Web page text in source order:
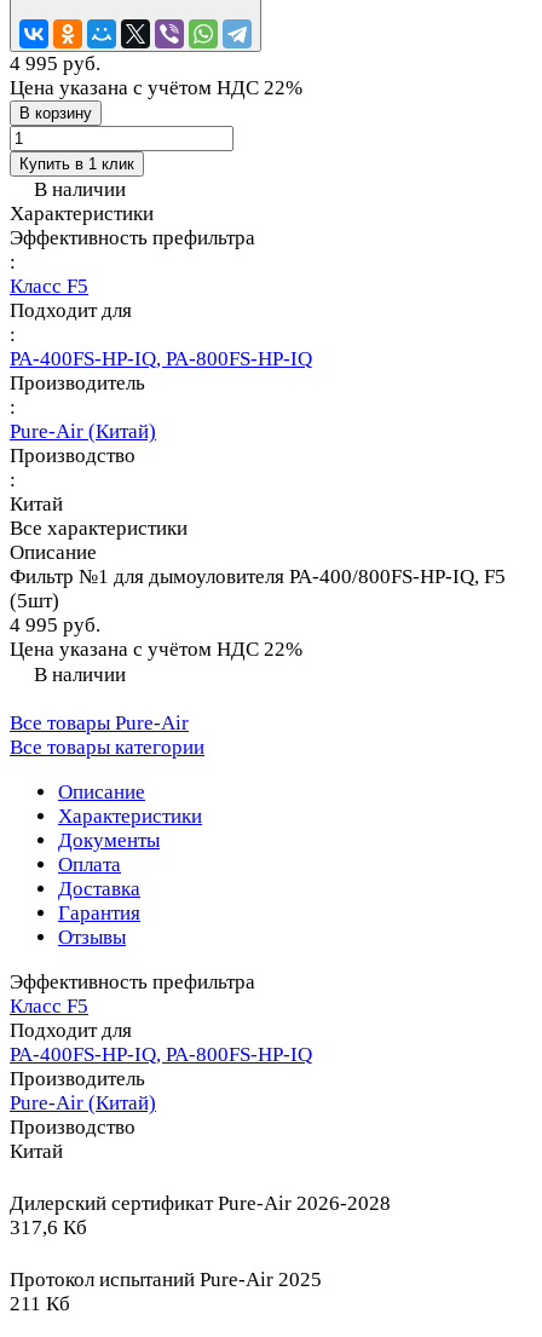
4 995 руб.
Цена указана с учётом НДС 22%
В корзину
Купить в 1 клик
В наличии
Характеристики
Эффективность префильтра
:
Класс F5
Подходит для
:
PA-400FS-HP-IQ, PA-800FS-HP-IQ
Производитель
:
Pure-Air (Китай)
Производство
:
Китай
Все характеристики
Описание
Фильтр №1 для дымоуловителя PA-400/800FS-HP-IQ, F5
(5шт)
4 995 руб.
Цена указана с учётом НДС 22%
В наличии
Все товары Pure-Air
Все товары категории
Описание
Характеристики
Документы
Оплата
Доставка
Гарантия
Отзывы
Эффективность префильтра
Класс F5
Подходит для
PA-400FS-HP-IQ, PA-800FS-HP-IQ
Производитель
Pure-Air (Китай)
Производство
Китай
Дилерский сертификат Pure-Air 2026-2028
317,6 Кб
Протокол испытаний Pure-Air 2025
211 Кб